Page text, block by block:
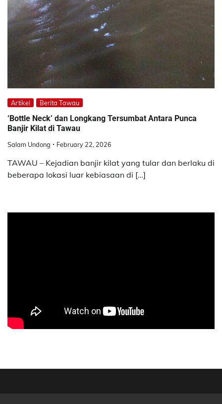
Artikel Berita Tawau
‘Bottle Neck’ dan Longkang Tersumbat Antara Punca
Banjir Kilat di Tawau
Salam Undong February 22, 2026
TAWAU – Kejadian banjir kilat yang tular dan berlaku di
beberapa lokasi luar kebiasaan di […]